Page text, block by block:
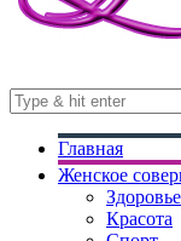
Главная
Женское
Здоровье
Красота